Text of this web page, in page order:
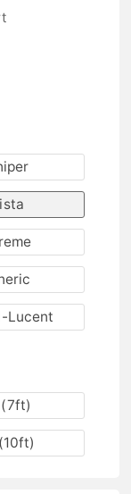
Lucent
(7ft)